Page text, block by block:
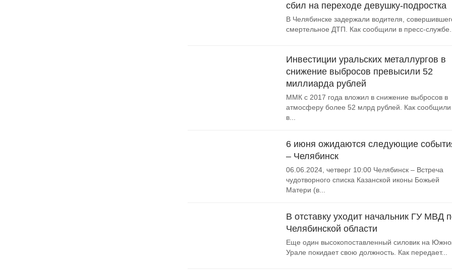
сбил на переходе девушку-подростка
В Челябинске задержали водителя,
смертельное ДТП. Как сообщили в пресс-службе...
Инвестиции уральских металлургов в
снижение выбросов превысили 52
миллиарда рублей
ММК с 2017 года вложил в снижение выбросов в
атмосферу более 52 млрд рублей. Как сообщили
в...
6 июня ожидаются следующие
– Челябинск
06.06.2024, четверг 10:00 Челябинск – Встреча
чудотворного списка Казанской иконы Божьей
Матери (в...
В отставку уходит начальник ГУ МВД
Челябинской области
Еще один высокопоставленный силовик на
Урале покидает свою должность. Как передает...